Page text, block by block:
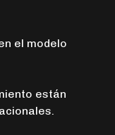
el modelo
están